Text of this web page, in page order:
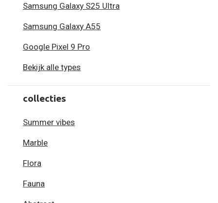
Samsung Galaxy S25 Ultra
Samsung Galaxy A55
Google Pixel 9 Pro
Bekijk alle types
collecties
Summer vibes
Marble
Flora
Fauna